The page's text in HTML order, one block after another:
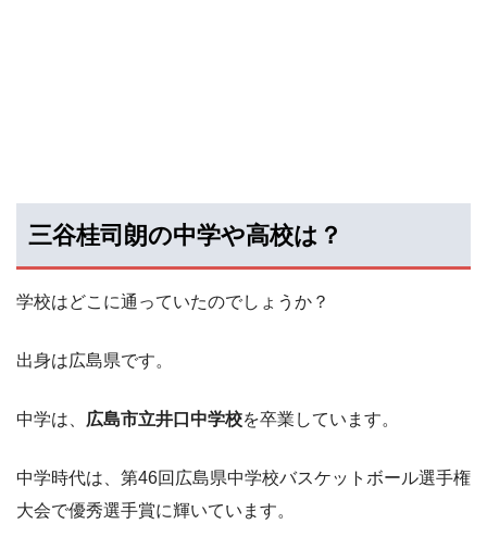
三谷桂司朗の中学や高校は？
学校はどこに通っていたのでしょうか？
出身は広島県です。
中学は、 広島市立井口中学校を卒業しています。
中学時代は、第46回広島県中学校バスケットボール選手権
大会で優秀選手賞に輝いています。